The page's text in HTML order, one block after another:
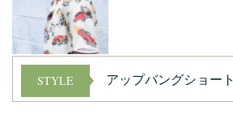
STYLE アップバングショート